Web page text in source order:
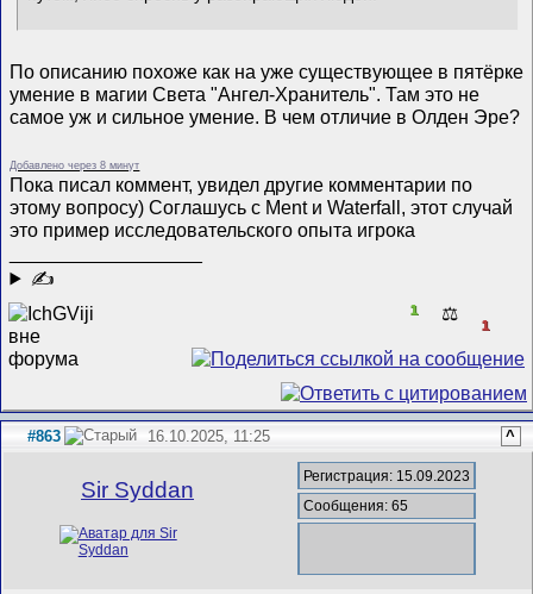
По описанию похоже как на уже существующее в пятёрке
умение в магии Света "Ангел-Хранитель". Там это не
самое уж и сильное умение. В чем отличие в Олден Эре?
Добавлено через 8 минут
Пока писал коммент, увидел другие комментарии по
этому вопросу) Соглашусь с Ment и Waterfall, этот случай
это пример исследовательского опыта игрока
✍
1 ⚖️
1
#863 16.10.2025, 11:25 ^
Sir Syddan
Регистрация: 15.09.2023
Сообщения: 65